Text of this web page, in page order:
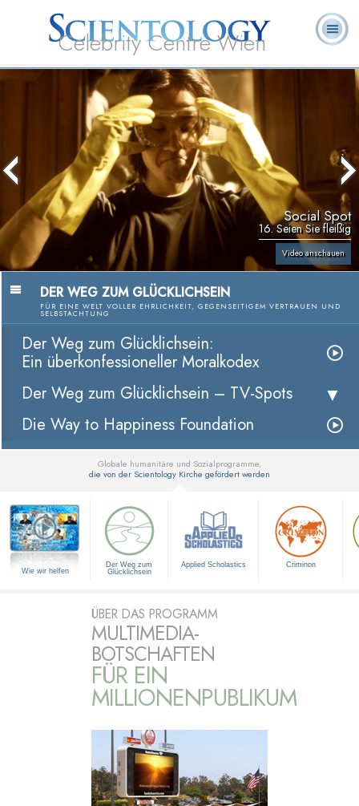
Celebrity Centre Wien
Hubbard
Was ist
Scientology?
Ehrenamtliche
Geistliche
Häufig gestellte
Social Spot
16. Seien Sie fleißig
Video anschauen
DER WEG ZUM GLÜCKLICHSEIN
FÜR EINE WELT VOLLER EHRLICHKEIT, GEGENSEITIGEM VERTRAUEN UND
SELBSTACHTUNG
Der Weg zum Glücklichsein:
Ein überkonfessioneller Moralkodex
Der Weg zum Glücklichsein – TV-Spots
Die Way to Happiness Foundation
Globale humanitäre und Sozialprogramme,
die von der Scientology Kirche gefördert werden
Wie wir helfen
Der Weg zum
Glücklichsein
Applied Scholastics Criminon
ÜBER DAS PROGRAMM
MULTIMEDIA-
BOTSCHAFTEN
FÜR EIN
MILLIONENPUBLIKUM